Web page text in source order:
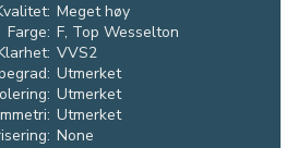
Meget høy
Farge: F, Top Wesselton
VVS2
Utmerket
Utmerket
Utmerket
None